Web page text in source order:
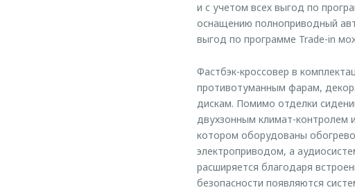
и с учетом всех выгод по
оснащению полноприводный
выгод по программе Trade-in
Фастбэк-кроссовер в
противотуманным фарам,
дискам. Помимо отделки
двухзонным климат-контролем
котором оборудованы
электроприводом, а
расширяется благодаря
безопасности появляются